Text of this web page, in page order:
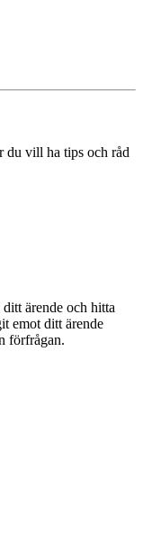
du vill ha tips och råd
ärende och hitta
emot ditt ärende
förfrågan.